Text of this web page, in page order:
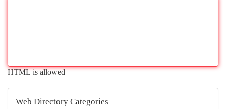
HTML is allowed
Web Directory Categories